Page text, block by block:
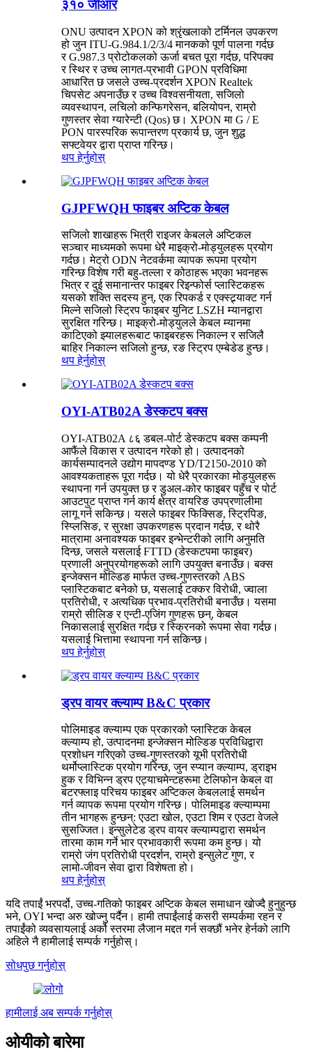
३१० जीआर
ONU उत्पादन XPON को श्रृंखलाको टर्मिनल उपकरण
हो जुन ITU-G.984.1/2/3/4 मानकको पूर्ण पालना गर्दछ
र G.987.3 प्रोटोकलको ऊर्जा बचत पूरा गर्दछ, परिपक्व
र स्थिर र उच्च लागत-प्रभावी GPON प्रविधिमा
आधारित छ जसले उच्च-प्रदर्शन XPON Realtek
चिपसेट अपनाउँछ र उच्च विश्वसनीयता, सजिलो
व्यवस्थापन, लचिलो कन्फिगरेसन, बलियोपन, राम्रो
गुणस्तर सेवा ग्यारेन्टी (Qos) छ। XPON मा G / E
PON पारस्परिक रूपान्तरण प्रकार्य छ, जुन शुद्ध
सफ्टवेयर द्वारा प्राप्त गरिन्छ।
थप हेर्नुहोस्
GJPFWQH फाइबर अप्टिक केबल
सजिलो शाखाहरू भित्री राइजर केबलले अप्टिकल
सञ्चार माध्यमको रूपमा धेरै माइक्रो-मोड्युलहरू प्रयोग
गर्दछ। मेट्रो ODN नेटवर्कमा व्यापक रूपमा प्रयोग
गरिन्छ विशेष गरी बहु-तल्ला र कोठाहरू भएका भवनहरू
भित्र र दुई समानान्तर फाइबर रिइन्फोर्स प्लास्टिकहरू
यसको शक्ति सदस्य हुन्, एक रिपकर्ड र एक्स्ट्र्याक्ट गर्न
मिल्ने सजिलो स्ट्रिप फाइबर युनिट LSZH म्यानद्वारा
सुरक्षित गरिन्छ। माइक्रो-मोड्युलले केबल म्यानमा
काटिएको झ्यालहरूबाट फाइबरहरू निकाल्न र सजिलै
बाहिर निकाल्न सजिलो हुन्छ, रङ स्ट्रिप एम्बेडेड हुन्छ।
थप हेर्नुहोस्
OYI-ATB02A डेस्कटप बक्स
OYI-ATB02A ८६ डबल-पोर्ट डेस्कटप बक्स कम्पनी
आफैंले विकास र उत्पादन गरेको हो। उत्पादनको
कार्यसम्पादनले उद्योग मापदण्ड YD/T2150-2010 को
आवश्यकताहरू पूरा गर्दछ। यो धेरै प्रकारका मोड्युलहरू
स्थापना गर्न उपयुक्त छ र डुअल-कोर फाइबर पहुँच र पोर्ट
आउटपुट प्राप्त गर्न कार्य क्षेत्र वायरिङ उपप्रणालीमा
लागू गर्न सकिन्छ। यसले फाइबर फिक्सिङ, स्ट्रिपिङ,
स्प्लिसिङ, र सुरक्षा उपकरणहरू प्रदान गर्दछ, र थोरै
मात्रामा अनावश्यक फाइबर इन्भेन्टरीको लागि अनुमति
दिन्छ, जसले यसलाई FTTD (डेस्कटपमा फाइबर)
प्रणाली अनुप्रयोगहरूको लागि उपयुक्त बनाउँछ। बक्स
इन्जेक्सन मोल्डिङ मार्फत उच्च-गुणस्तरको ABS
प्लास्टिकबाट बनेको छ, यसलाई टक्कर विरोधी, ज्वाला
प्रतिरोधी, र अत्यधिक प्रभाव-प्रतिरोधी बनाउँछ। यसमा
राम्रो सीलिङ र एन्टी-एजिंग गुणहरू छन्, केबल
निकासलाई सुरक्षित गर्दछ र स्क्रिनको रूपमा सेवा गर्दछ।
यसलाई भित्तामा स्थापना गर्न सकिन्छ।
थप हेर्नुहोस्
ड्रप वायर क्ल्याम्प B&C प्रकार
पोलिमाइड क्ल्याम्प एक प्रकारको प्लास्टिक केबल
क्ल्याम्प हो, उत्पादनमा इन्जेक्सन मोल्डिङ प्रविधिद्वारा
प्रशोधन गरिएको उच्च-गुणस्तरको यूभी प्रतिरोधी
थर्मोप्लास्टिक प्रयोग गरिन्छ, जुन स्प्यान क्ल्याम्प, ड्राइभ
हुक र विभिन्न ड्रप एट्याचमेन्टहरूमा टेलिफोन केबल वा
बटरफ्लाइ परिचय फाइबर अप्टिकल केबललाई समर्थन
गर्न व्यापक रूपमा प्रयोग गरिन्छ। पोलिमाइड क्ल्याम्पमा
तीन भागहरू हुन्छन्: एउटा खोल, एउटा शिम र एउटा वेजले
सुसज्जित। इन्सुलेटेड ड्रप वायर क्ल्याम्पद्वारा समर्थन
तारमा काम गर्ने भार प्रभावकारी रूपमा कम हुन्छ। यो
राम्रो जंग प्रतिरोधी प्रदर्शन, राम्रो इन्सुलेट गुण, र
लामो-जीवन सेवा द्वारा विशेषता हो।
थप हेर्नुहोस्
यदि तपाईं भरपर्दो, उच्च-गतिको फाइबर अप्टिक केबल समाधान खोज्दै हुनुहुन्छ
भने, OYI भन्दा अरु खोज्नु पर्दैन। हामी तपाईंलाई कसरी सम्पर्कमा रहन र
तपाईंको व्यवसायलाई अर्को स्तरमा लैजान मद्दत गर्न सक्छौं भनेर हेर्नको लागि
अहिले नै हामीलाई सम्पर्क गर्नुहोस्।
सोधपुछ गर्नुहोस्
हामीलाई अब सम्पर्क गर्नुहोस्
ओयीको बारेमा